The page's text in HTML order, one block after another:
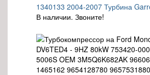
1340133 2004-2007 Турбина
В наличии. Звоните!